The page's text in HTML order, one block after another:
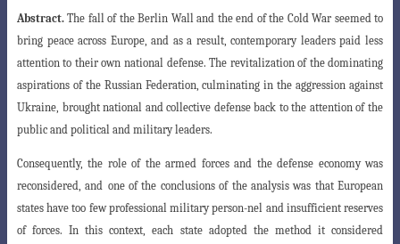
Abstract.The fall of the Berlin Wall and the end of the Cold War seemed to
bring peace across Europe, and as a result, contemporary leaders paid less
attention to their own national defense. The revitalization of the dominating
aspirations of the Russian Federation, culminating in the aggression against
Ukraine, brought national and collective defense back to the attention of the
public and political and military leaders.
Consequently, the role of the armed forces and the defense economy was
reconsidered, and one ofthe conclusions of the analysis was that European
states have too few professional military person-nel and insufficient reserves
of forces. In this context, each state adopted the method it considered